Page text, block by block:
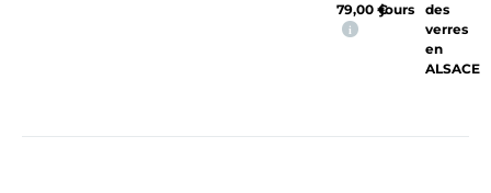
79,00 €
i
jours
des
verres
en
ALSACE